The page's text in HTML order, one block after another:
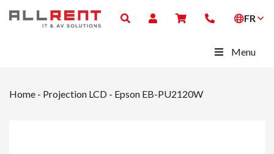
FR
Menu
Home - Projection LCD - Epson EB-PU2120W